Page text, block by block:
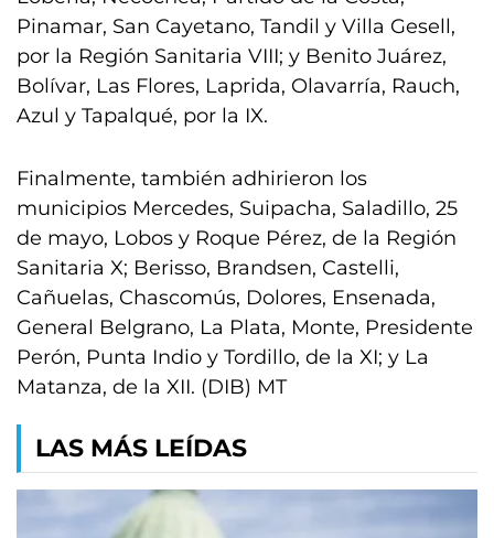
Pinamar, San Cayetano, Tandil y Villa Gesell,
por la Región Sanitaria VIII; y Benito Juárez,
Bolívar, Las Flores, Laprida, Olavarría, Rauch,
Azul y Tapalqué, por la IX.
Finalmente, también adhirieron los
municipios Mercedes, Suipacha, Saladillo, 25
de mayo, Lobos y Roque Pérez, de la Región
Sanitaria X; Berisso, Brandsen, Castelli,
Cañuelas, Chascomús, Dolores, Ensenada,
General Belgrano, La Plata, Monte, Presidente
Perón, Punta Indio y Tordillo, de la XI; y La
Matanza, de la XII. (DIB) MT
LAS MÁS LEÍDAS